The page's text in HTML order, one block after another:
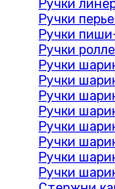
Ручки
Ручки
Ручки
Ручки
Ручки
Ручки
Ручки
Ручки
Ручки
Ручки
Ручки
Ручки